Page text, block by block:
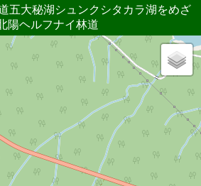
五大秘湖シュンクシタカラ湖をめざ
陽ヘルフナイ林道